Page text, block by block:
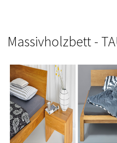
Massivholzbett -